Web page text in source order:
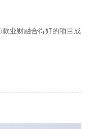
业财融合得好的项目成